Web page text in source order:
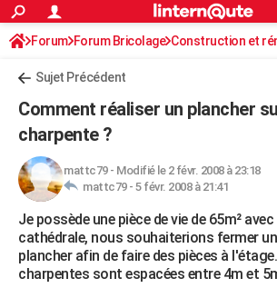
ACTUALITÉS
Politique
Société
Faits Divers
Education
Monde
Villes
+
Programme TV
Streaming
Cinéma
Sorties cinéma
Musique
FINANCE
Retraite
Impôts
Epargne
Immobilier
Risques naturels par ville
Banque
Assurance
Crédit
AUTO
Essais
Réserver un essai
Citadines
Berlines
SUV
Forum auto
HIGH-TECH
Mobiles
Meilleur smartphone
Internet
Ordinateurs
Jeux vidéo
Guide high-tech
+BRICOLAGE
Forum
Aménagement intérieur
Extérieur
Cuisine
Salle de bains
Jardinage
Rangement
WEEK-END
S'inscrire
Connexion
Forum Forum Bricolage Construction et
Charpente, toiture, combles
Sujet Précédent
Comment réaliser un plancher
charpente ?
mattc79- Modifié le 2 févr. 2008 à 23:18
mattc79 - 5 févr. 2008 à 21:41
Je possède une pièce de vie de 65m²
cathédrale, nous souhaiterions fermer
plancher afin de faire des pièces à
charpentes sont espacées entre 4m et